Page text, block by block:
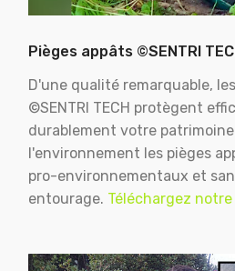
Pièges appâts ©SENTRI
D'une qualité remarquable,
©SENTRI TECH protègent
durablement votre
l'environnement les pièges
pro-environnementaux et
entourage. Téléchargez